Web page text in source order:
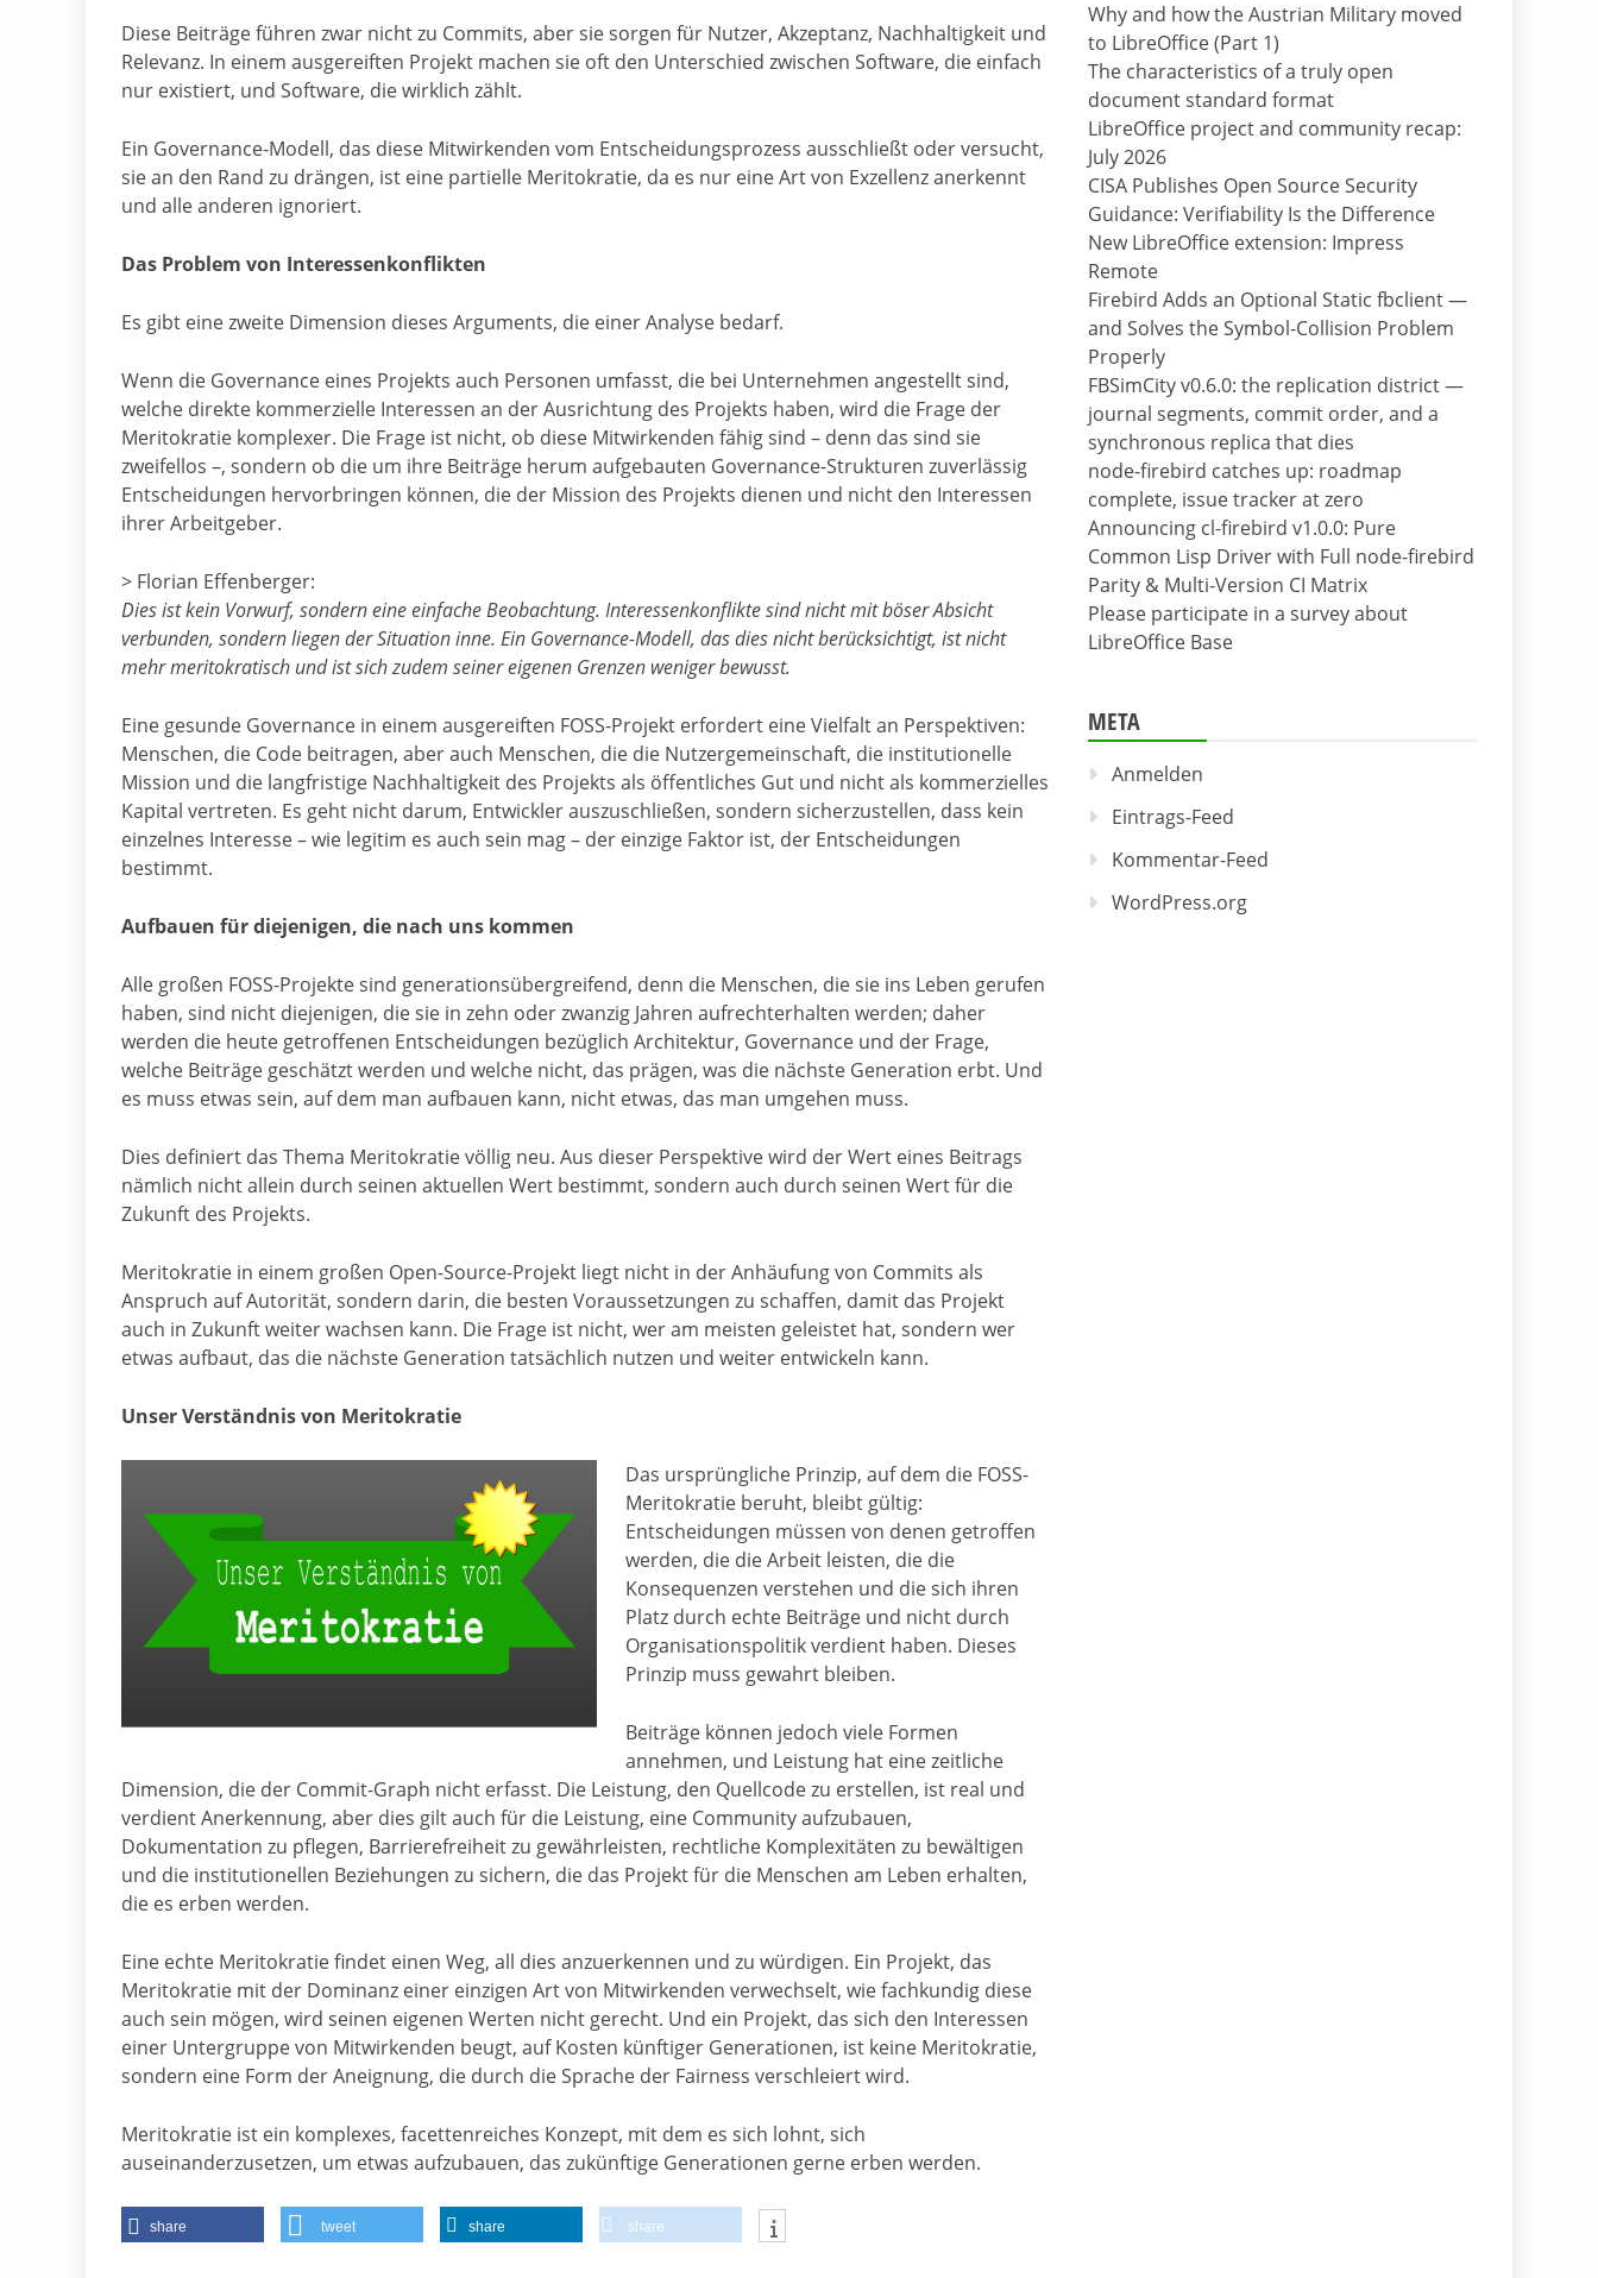
Diese Beiträge führen zwar nicht zu Commits, aber sie sorgen für Nutzer, Akzeptanz, Nachhaltigkeit und
Relevanz. In einem ausgereiften Projekt machen sie oft den Unterschied zwischen Software, die einfach
nur existiert, und Software, die wirklich zählt.
Ein Governance-Modell, das diese Mitwirkenden vom Entscheidungsprozess ausschließt oder versucht,
sie an den Rand zu drängen, ist eine partielle Meritokratie, da es nur eine Art von Exzellenz anerkennt
und alle anderen ignoriert.
Das Problem von Interessenkonflikten
Es gibt eine zweite Dimension dieses Arguments, die einer Analyse bedarf.
Wenn die Governance eines Projekts auch Personen umfasst, die bei Unternehmen angestellt sind,
welche direkte kommerzielle Interessen an der Ausrichtung des Projekts haben, wird die Frage der
Meritokratie komplexer. Die Frage ist nicht, ob diese Mitwirkenden fähig sind – denn das sind sie
zweifellos –, sondern ob die um ihre Beiträge herum aufgebauten Governance-Strukturen zuverlässig
Entscheidungen hervorbringen können, die der Mission des Projekts dienen und nicht den Interessen
ihrer Arbeitgeber.
> Florian Effenberger:
Dies ist kein Vorwurf, sondern eine einfache Beobachtung. Interessenkonflikte sind nicht mit böser Absicht
verbunden, sondern liegen der Situation inne. Ein Governance-Modell, das dies nicht berücksichtigt, ist nicht
mehr meritokratisch und ist sich zudem seiner eigenen Grenzen weniger bewusst.
Eine gesunde Governance in einem ausgereiften FOSS-Projekt erfordert eine Vielfalt an Perspektiven:
Menschen, die Code beitragen, aber auch Menschen, die die Nutzergemeinschaft, die institutionelle
Mission und die langfristige Nachhaltigkeit des Projekts als öffentliches Gut und nicht als kommerzielles
Kapital vertreten. Es geht nicht darum, Entwickler auszuschließen, sondern sicherzustellen, dass kein
einzelnes Interesse – wie legitim es auch sein mag – der einzige Faktor ist, der Entscheidungen
bestimmt.
Aufbauen für diejenigen, die nach uns kommen
Alle großen FOSS-Projekte sind generationsübergreifend, denn die Menschen, die sie ins Leben gerufen
haben, sind nicht diejenigen, die sie in zehn oder zwanzig Jahren aufrechterhalten werden; daher
werden die heute getroffenen Entscheidungen bezüglich Architektur, Governance und der Frage,
welche Beiträge geschätzt werden und welche nicht, das prägen, was die nächste Generation erbt. Und
es muss etwas sein, auf dem man aufbauen kann, nicht etwas, das man umgehen muss.
Dies definiert das Thema Meritokratie völlig neu. Aus dieser Perspektive wird der Wert eines Beitrags
nämlich nicht allein durch seinen aktuellen Wert bestimmt, sondern auch durch seinen Wert für die
Zukunft des Projekts.
Meritokratie in einem großen Open-Source-Projekt liegt nicht in der Anhäufung von Commits als
Anspruch auf Autorität, sondern darin, die besten Voraussetzungen zu schaffen, damit das Projekt
auch in Zukunft weiter wachsen kann. Die Frage ist nicht, wer am meisten geleistet hat, sondern wer
etwas aufbaut, das die nächste Generation tatsächlich nutzen und weiter entwickeln kann.
Unser Verständnis von Meritokratie
Das ursprüngliche Prinzip, auf dem die FOSS-
Meritokratie beruht, bleibt gültig:
Entscheidungen müssen von denen getroffen
werden, die die Arbeit leisten, die die
Konsequenzen verstehen und die sich ihren
Platz durch echte Beiträge und nicht durch
Organisationspolitik verdient haben. Dieses
Prinzip muss gewahrt bleiben.
Beiträge können jedoch viele Formen
annehmen, und Leistung hat eine zeitliche
Dimension, die der Commit-Graph nicht erfasst. Die Leistung, den Quellcode zu erstellen, ist real und
verdient Anerkennung, aber dies gilt auch für die Leistung, eine Community aufzubauen,
Dokumentation zu pflegen, Barrierefreiheit zu gewährleisten, rechtliche Komplexitäten zu bewältigen
und die institutionellen Beziehungen zu sichern, die das Projekt für die Menschen am Leben erhalten,
die es erben werden.
Eine echte Meritokratie findet einen Weg, all dies anzuerkennen und zu würdigen. Ein Projekt, das
Meritokratie mit der Dominanz einer einzigen Art von Mitwirkenden verwechselt, wie fachkundig diese
auch sein mögen, wird seinen eigenen Werten nicht gerecht. Und ein Projekt, das sich den Interessen
einer Untergruppe von Mitwirkenden beugt, auf Kosten künftiger Generationen, ist keine Meritokratie,
sondern eine Form der Aneignung, die durch die Sprache der Fairness verschleiert wird.
Meritokratie ist ein komplexes, facettenreiches Konzept, mit dem es sich lohnt, sich
auseinanderzusetzen, um etwas aufzubauen, das zukünftige Generationen gerne erben werden.
share tweet share share
Why and how the Austrian Military moved
to LibreOffice (Part 1)
The characteristics of a truly open
document standard format
LibreOffice project and community recap:
July 2026
CISA Publishes Open Source Security
Guidance: Verifiability Is the Difference
New LibreOffice extension: Impress
Remote
Firebird Adds an Optional Static fbclient —
and Solves the Symbol-Collision Problem
Properly
FBSimCity v0.6.0: the replication district —
journal segments, commit order, and a
synchronous replica that dies
node-firebird catches up: roadmap
complete, issue tracker at zero
Announcing cl-firebird v1.0.0: Pure
Common Lisp Driver with Full node-firebird
Parity & Multi-Version CI Matrix
Please participate in a survey about
LibreOffice Base
META
Anmelden
Eintrags-Feed
Kommentar-Feed
WordPress.org